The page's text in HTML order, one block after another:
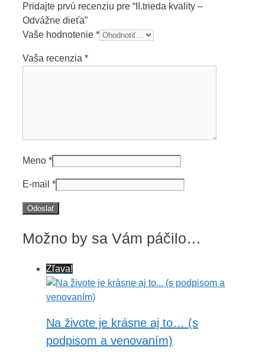
Pridajte prvú recenziu pre “II.trieda kvality –
Odvážne dieťa”
Vaše hodnotenie *
Vaša recenzia *
Meno *
E-mail *
Možno by sa Vám páčilo…
Zľava!
Na živote je krásne aj to… (s
podpisom a venovaním)